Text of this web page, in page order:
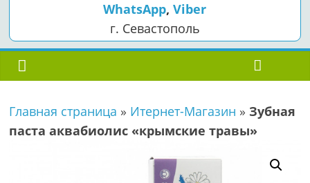
WhatsApp,Viber
г. Севастополь
Главная страница » Итернет-Магазин » Зубная
паста аквабиолис «крымские травы»